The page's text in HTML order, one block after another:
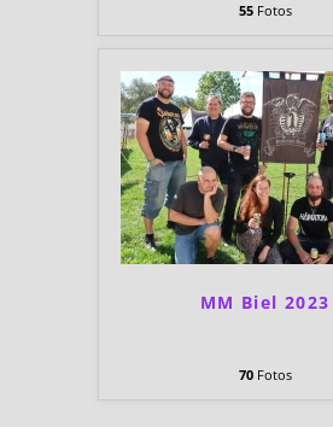
55Fotos
MM Biel 2023
70Fotos